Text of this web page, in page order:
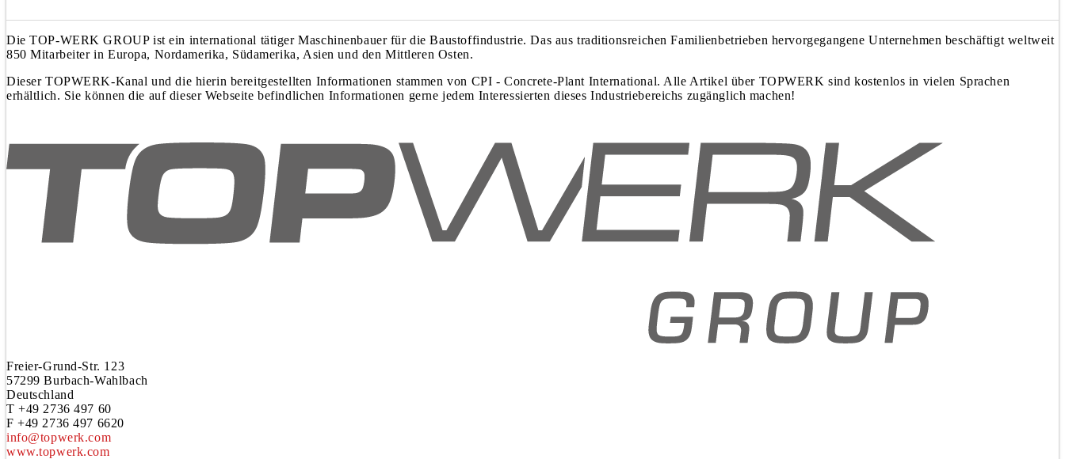
Die TOP-WERK GROUP ist ein international tätiger Maschinenbauer für die Baustoffindustrie. Das aus traditionsreichen Familienbetrieben hervorgegangene Unternehmen beschäftigt weltweit
850 Mitarbeiter in Europa, Nordamerika, Südamerika, Asien und den Mittleren Osten.
Dieser TOPWERK-Kanal und die hierin bereitgestellten Informationen stammen von CPI - Concrete-Plant International. Alle Artikel über TOPWERK sind kostenlos in vielen Sprachen
erhältlich. Sie können die auf dieser Webseite befindlichen Informationen gerne jedem Interessierten dieses Industriebereichs zugänglich machen!
Freier-Grund-Str. 123
57299 Burbach-Wahlbach
Deutschland
T +49 2736 497 60
F +49 2736 497 6620
info@topwerk.com
www.topwerk.com